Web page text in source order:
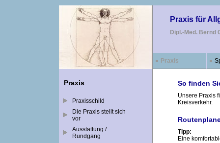
Praxis für
Dipl.-Med. Bernd
Praxis
Praxis
Praxisschild
Die Praxis stellt sich
vor
Ausstattung /
Rundgang
So finden
Unsere Praxis
Kreisverkehr.
Tipp:
Eine